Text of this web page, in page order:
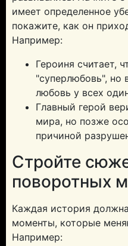
имеет определенное
покажите, как он
Например:
Героиня считает,
"суперлюбовь", но
любовь у всех
Главный герой
мира, но позже
причиной
Стройте
поворотных
Каждая история
моменты, которые
Например: